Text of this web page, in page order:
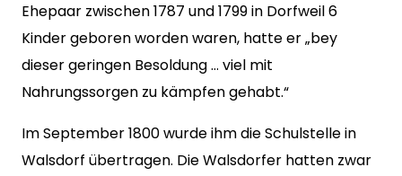
Ehepaar zwischen 1787 und 1799 in Dorfweil 6
Kinder geboren worden waren, hatte er „bey
dieser geringen Besoldung … viel mit
Nahrungssorgen zu kämpfen gehabt.“
Im September 1800 wurde ihm die Schulstelle in
Walsdorf übertragen. Die Walsdorfer hatten zwar